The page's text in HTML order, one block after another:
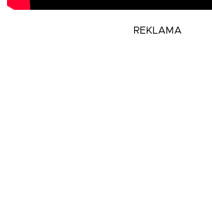
REKLAMA